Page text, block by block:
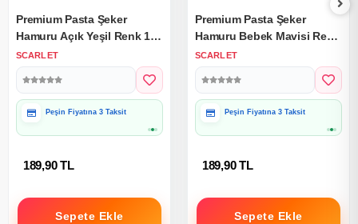
Premium Pasta Şeker
Hamuru Açık Yeşil Renk 1
Kg.
SCARLET
Hediye Paketine Uygun
189,90 TL
Sepete Ekle
Premium Pasta Şeker
Hamuru Bebek Mavisi Renk
1 Kg.
SCARLET
Hediye Paketine Uygun
189,90 TL
Sepete Ekle